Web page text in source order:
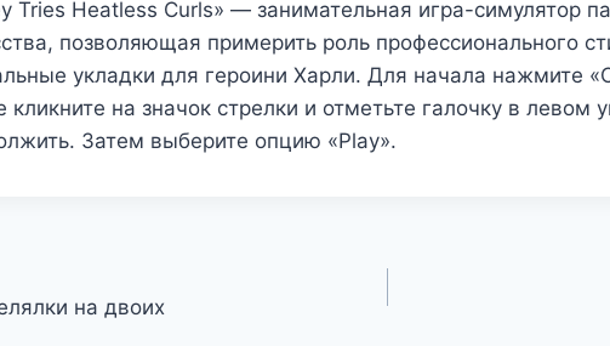
Tries Heatless Curls» — занимательная игра-симулятор
позволяющая примерить роль профессионального
укладки для героини Харли. Для начала нажмите
кликните на значок стрелки и отметьте галочку в левом
Затем выберите опцию «Play».
на двоих